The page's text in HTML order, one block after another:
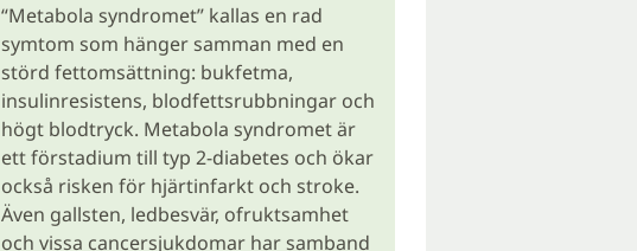
“Metabola syndromet” kallas en rad
symtom som hänger samman med en
störd fettomsättning: bukfetma,
insulinresistens, blodfettsrubbningar och
högt blodtryck. Metabola syndromet är
ett förstadium till typ 2-diabetes och ökar
också risken för hjärtinfarkt och stroke.
Även gallsten, ledbesvär, ofruktsamhet
och vissa cancersjukdomar har samband